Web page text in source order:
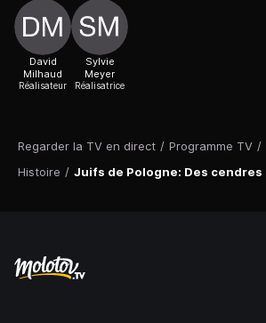
Regarder la TV en direct / Programme TV /
Histoire / Juifs de Pologne: Des
David
Milhaud
Réalisateur
Sylvie
Meyer
Réalisatrice